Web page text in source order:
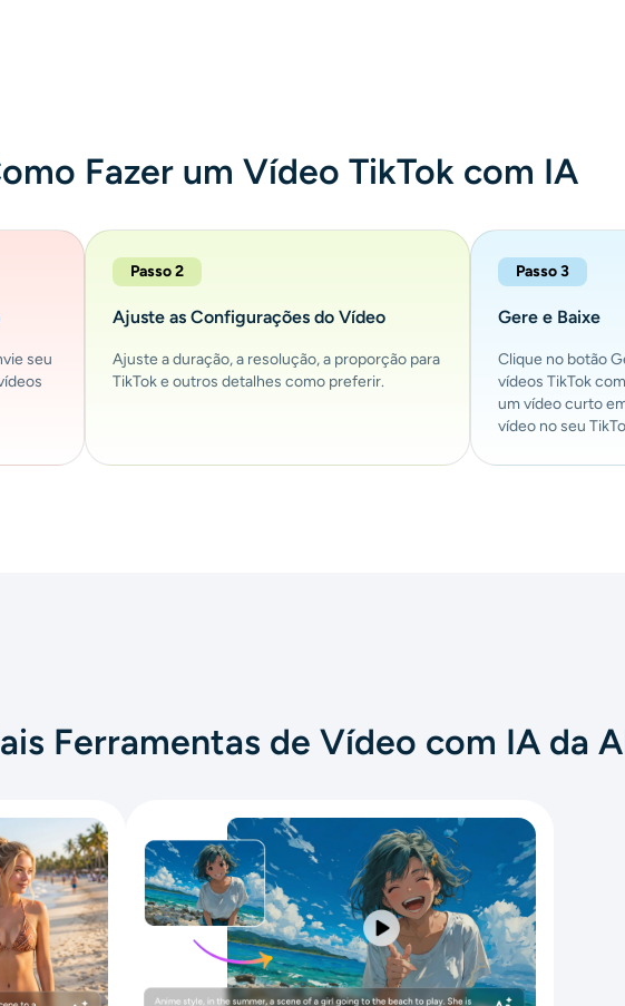
Fazer um Vídeo TikTok com IA
seu
Passo 2
Ajuste as Configurações do Vídeo
Ajuste a duração, a resolução, a proporção para
TikTok e outros detalhes como preferir.
Passo 3
Gere e Baixe
Clique no botão
vídeos TikTok
um vídeo curto
vídeo no seu
Ferramentas de Vídeo com IA da